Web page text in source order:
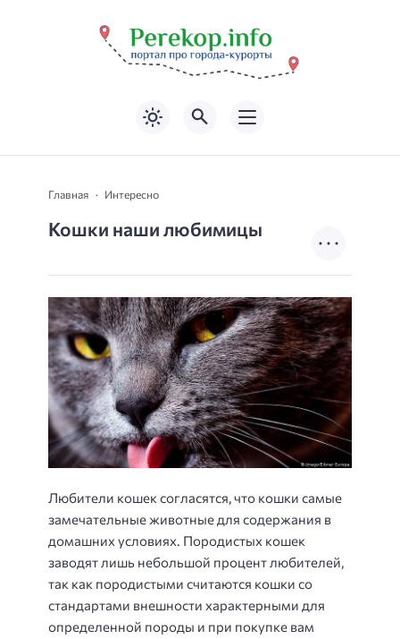
Главная Интересно
Кошки наши любимицы
Любители кошек согласятся, что кошки самые
замечательные животные для содержания в
домашних условиях. Породистых кошек
заводят лишь небольшой процент любителей,
так как породистыми считаются кошки со
стандартами внешности характерными для
определенной породы и при покупке вам